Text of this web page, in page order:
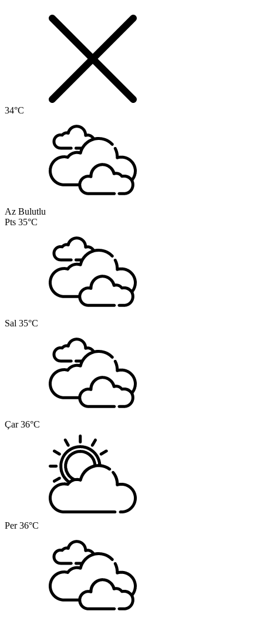
34°C
Az Bulutlu
Pts 35°C
Sal 35°C
Çar 36°C
Per 36°C